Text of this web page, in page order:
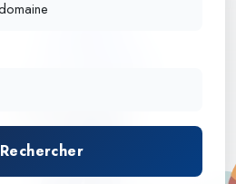
Rechercher